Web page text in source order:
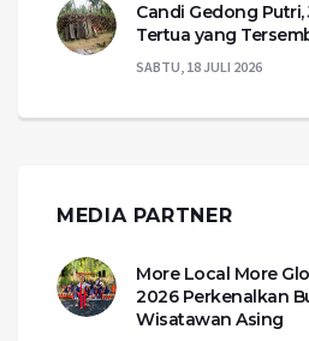
Candi Gedong
Tertua yang
SABTU, 18 JULI 2026
MEDIA PARTNER
More Local More
2026 Perkenalkan
Wisatawan Asing